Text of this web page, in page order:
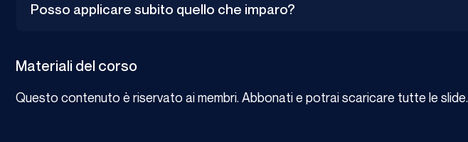
Posso applicare subito quello che imparo?
Materiali del corso
Questo contenuto è riservato ai membri. Abbonati e potrai scaricare tutte le slide.